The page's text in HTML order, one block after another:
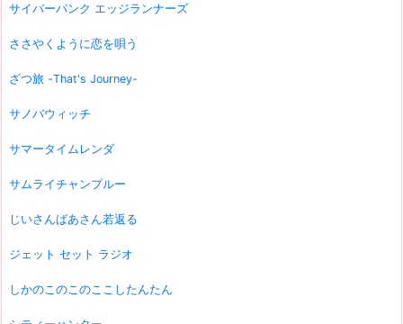
サイバーパンク エッジランナーズ
ささやくように恋を唄う
ざつ旅 -That's Journey-
サノバウィッチ
サマータイムレンダ
サムライチャンプルー
じいさんばあさん若返る
ジェット セット ラジオ
しかのこのこのここしたんたん